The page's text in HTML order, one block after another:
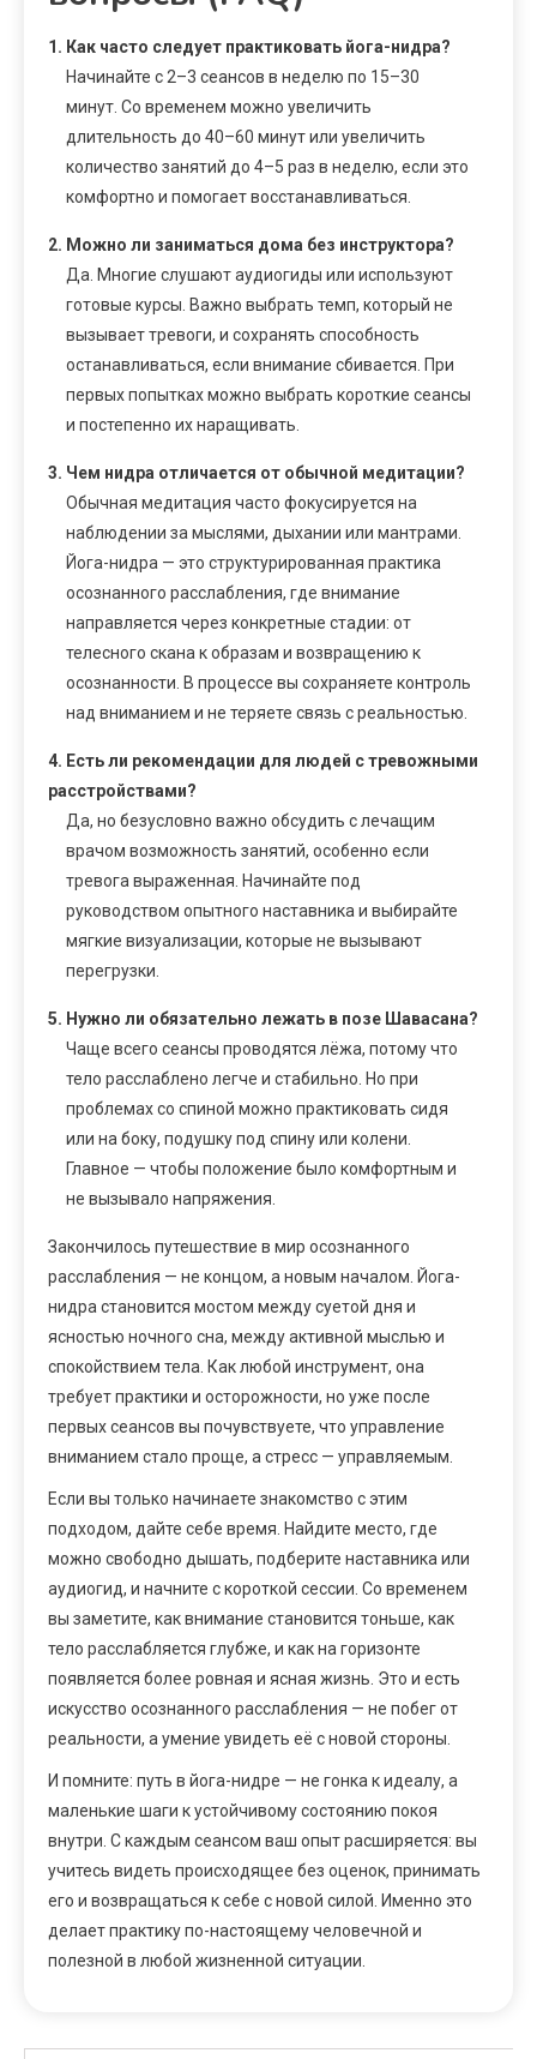
1. Как часто следует практиковать йога-нидра?
Начинайте с 2–3 сеансов в неделю по 15–30
минут. Со временем можно увеличить
длительность до 40–60 минут или увеличить
количество занятий до 4–5 раз в неделю, если это
комфортно и помогает восстанавливаться.
2. Можно ли заниматься дома без инструктора?
Да. Многие слушают аудиогиды или используют
готовые курсы. Важно выбрать темп, который не
вызывает тревоги, и сохранять способность
останавливаться, если внимание сбивается. При
первых попытках можно выбрать короткие сеансы
и постепенно их наращивать.
3. Чем нидра отличается от обычной медитации?
Обычная медитация часто фокусируется на
наблюдении за мыслями, дыхании или мантрами.
Йога-нидра — это структурированная практика
осознанного расслабления, где внимание
направляется через конкретные стадии: от
телесного скана к образам и возвращению к
осознанности. В процессе вы сохраняете контроль
над вниманием и не теряете связь с реальностью.
4. Есть ли рекомендации для людей с тревожными
расстройствами?
Да, но безусловно важно обсудить с лечащим
врачом возможность занятий, особенно если
тревога выраженная. Начинайте под
руководством опытного наставника и выбирайте
мягкие визуализации, которые не вызывают
перегрузки.
5. Нужно ли обязательно лежать в позе Шавасана?
Чаще всего сеансы проводятся лёжа, потому что
тело расслаблено легче и стабильно. Но при
проблемах со спиной можно практиковать сидя
или на боку, подушку под спину или колени.
Главное — чтобы положение было комфортным и
не вызывало напряжения.
Закончилось путешествие в мир осознанного
расслабления — не концом, а новым началом. Йога-
нидра становится мостом между суетой дня и
ясностью ночного сна, между активной мыслью и
спокойствием тела. Как любой инструмент, она
требует практики и осторожности, но уже после
первых сеансов вы почувствуете, что управление
вниманием стало проще, а стресс — управляемым.
Если вы только начинаете знакомство с этим
подходом, дайте себе время. Найдите место, где
можно свободно дышать, подберите наставника или
аудиогид, и начните с короткой сессии. Со временем
вы заметите, как внимание становится тоньше, как
тело расслабляется глубже, и как на горизонте
появляется более ровная и ясная жизнь. Это и есть
искусство осознанного расслабления — не побег от
реальности, а умение увидеть её с новой стороны.
И помните: путь в йога-нидре — не гонка к идеалу, а
маленькие шаги к устойчивому состоянию покоя
внутри. С каждым сеансом ваш опыт расширяется: вы
учитесь видеть происходящее без оценок, принимать
его и возвращаться к себе с новой силой. Именно это
делает практику по-настоящему человечной и
полезной в любой жизненной ситуации.